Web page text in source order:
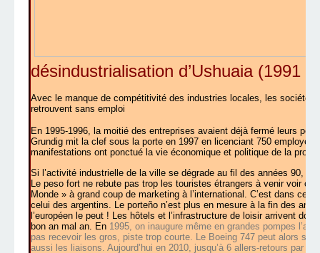
désindustrialisation d’Ushuaia (1991
Avec le manque de compétitivité des industries locales, les
retrouvent sans emploi
En 1995-1996, la moitié des entreprises avaient déjà fermé leurs
Grundig mit la clef sous la porte en 1997 en licenciant 750
manifestations ont ponctué la vie économique et politique de la
Si l’activité industrielle de la ville se dégrade au fil des années 90,
Le peso fort ne rebute pas trop les touristes étrangers à venir voir
Monde » à grand coup de marketing à l’international. C’est dans
celui des argentins. Le porteño n’est plus en mesure à la fin des
l’européen le peut ! Les hôtels et l’infrastructure de loisir arrivent
bon an mal an. En 1995, on inaugure même en grandes pompes
pas recevoir les gros, piste trop courte. Le Boeing 747 peut alors se
aussi les liaisons. Aujourd’hui en 2010, jusqu’à 6 allers-retours par